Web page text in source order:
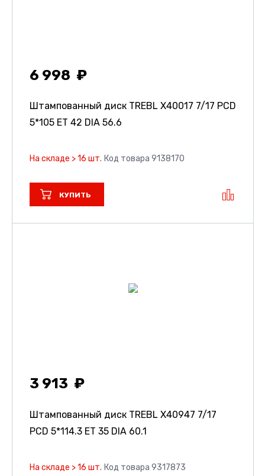
6 998
Штампованный диск TREBL X40017 7/17 PCD
5*105 ET 42 DIA 56.6
На складе > 16 шт. Код товара 9138170
КУПИТЬ
3 913
Штампованный диск TREBL X40947 7/17
PCD 5*114.3 ET 35 DIA 60.1
На складе > 16 шт. Код товара 9317873